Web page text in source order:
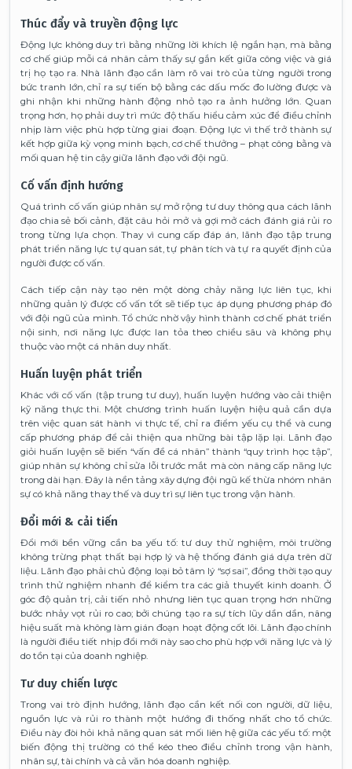
Thúc đẩy và truyền động lực
Động lực không duy trì bằng những lời khích lệ ngắn hạn, mà bằng
cơ chế giúp mỗi cá nhân cảm thấy sự gắn kết giữa công việc và giá
trị họ tạo ra. Nhà lãnh đạo cần làm rõ vai trò của từng người trong
bức tranh lớn, chỉ ra sự tiến bộ bằng các dấu mốc đo lường được và
ghi nhận khi những hành động nhỏ tạo ra ảnh hưởng lớn. Quan
trọng hơn, họ phải duy trì mức độ thấu hiểu cảm xúc để điều chỉnh
nhịp làm việc phù hợp từng giai đoạn. Động lực vì thế trở thành sự
kết hợp giữa kỳ vọng minh bạch, cơ chế thưởng – phạt công bằng và
mối quan hệ tin cậy giữa lãnh đạo với đội ngũ.
Cố vấn định hướng
Quá trình cố vấn giúp nhân sự mở rộng tư duy thông qua cách lãnh
đạo chia sẻ bối cảnh, đặt câu hỏi mở và gợi mở cách đánh giá rủi ro
trong từng lựa chọn. Thay vì cung cấp đáp án, lãnh đạo tập trung
phát triển năng lực tự quan sát, tự phân tích và tự ra quyết định của
người được cố vấn.
Cách tiếp cận này tạo nên một dòng chảy năng lực liên tục, khi
những quản lý được cố vấn tốt sẽ tiếp tục áp dụng phương pháp đó
với đội ngũ của mình. Tổ chức nhờ vậy hình thành cơ chế phát triển
nội sinh, nơi năng lực được lan tỏa theo chiều sâu và không phụ
thuộc vào một cá nhân duy nhất.
Huấn luyện phát triển
Khác với cố vấn (tập trung tư duy), huấn luyện hướng vào cải thiện
kỹ năng thực thi. Một chương trình huấn luyện hiệu quả cần dựa
trên việc quan sát hành vi thực tế, chỉ ra điểm yếu cụ thể và cung
cấp phương pháp để cải thiện qua những bài tập lặp lại. Lãnh đạo
giỏi huấn luyện sẽ biến “vấn đề cá nhân” thành “quy trình học tập”,
giúp nhân sự không chỉ sửa lỗi trước mắt mà còn nâng cấp năng lực
trong dài hạn. Đây là nền tảng xây dựng đội ngũ kế thừa nhóm nhân
sự có khả năng thay thế và duy trì sự liên tục trong vận hành.
Đổi mới & cải tiến
Đổi mới bền vững cần ba yếu tố: tư duy thử nghiệm, môi trường
không trừng phạt thất bại hợp lý và hệ thống đánh giá dựa trên dữ
liệu. Lãnh đạo phải chủ động loại bỏ tâm lý “sợ sai”, đồng thời tạo quy
trình thử nghiệm nhanh để kiểm tra các giả thuyết kinh doanh. Ở
góc độ quản trị, cải tiến nhỏ nhưng liên tục quan trọng hơn những
bước nhảy vọt rủi ro cao; bởi chúng tạo ra sự tích lũy dần dần, nâng
hiệu suất mà không làm gián đoạn hoạt động cốt lõi. Lãnh đạo chính
là người điều tiết nhịp đổi mới này sao cho phù hợp với năng lực và lý
do tồn tại của doanh nghiệp.
Tư duy chiến lược
Trong vai trò định hướng, lãnh đạo cần kết nối con người, dữ liệu,
nguồn lực và rủi ro thành một hướng đi thống nhất cho tổ chức.
Điều này đòi hỏi khả năng quan sát mối liên hệ giữa các yếu tố: một
biến động thị trường có thể kéo theo điều chỉnh trong vận hành,
nhân sự, tài chính và cả văn hóa doanh nghiệp.